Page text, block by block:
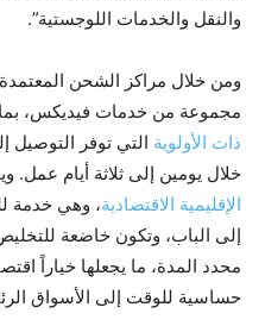
والنقل والخدمات اللوجستية”.
ومن خلال مراكز الشحن
مجموعة من خدمات فيديكس،
ذات الأولوية التي توفر التوصيل
خلال يومين إلى ثلاثة أيام عمل.
الإقليمية الاقتصادية، وهي خدمة
إلى الباب، وتكون خاضعة
محدد المدة، ما يجعلها خياراً
حساسية للوقت إلى الأسواق